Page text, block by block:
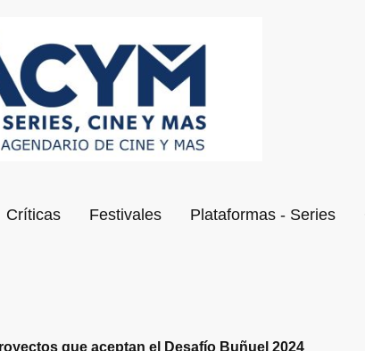
Críticas Festivales Plataformas - Series
que aceptan el Desafío Buñuel 2024